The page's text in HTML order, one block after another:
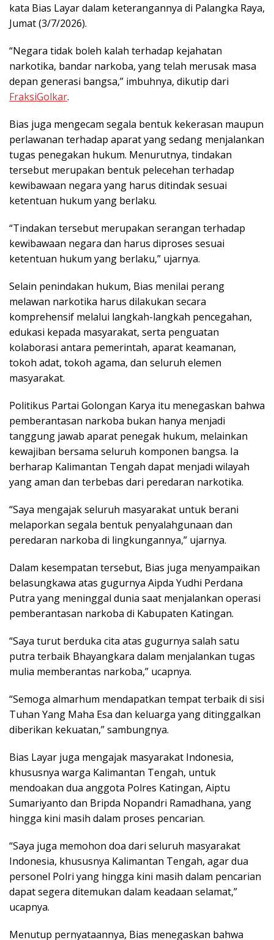
kata Bias Layar dalam keterangannya di Palangka Raya,
Jumat (3/7/2026).
“Negara tidak boleh kalah terhadap kejahatan
narkotika, bandar narkoba, yang telah merusak masa
depan generasi bangsa,” imbuhnya, dikutip dari
FraksiGolkar.
Bias juga mengecam segala bentuk kekerasan maupun
perlawanan terhadap aparat yang sedang menjalankan
tugas penegakan hukum. Menurutnya, tindakan
tersebut merupakan bentuk pelecehan terhadap
kewibawaan negara yang harus ditindak sesuai
ketentuan hukum yang berlaku.
“Tindakan tersebut merupakan serangan terhadap
kewibawaan negara dan harus diproses sesuai
ketentuan hukum yang berlaku,” ujarnya.
Selain penindakan hukum, Bias menilai perang
melawan narkotika harus dilakukan secara
komprehensif melalui langkah-langkah pencegahan,
edukasi kepada masyarakat, serta penguatan
kolaborasi antara pemerintah, aparat keamanan,
tokoh adat, tokoh agama, dan seluruh elemen
masyarakat.
Politikus Partai Golongan Karya itu menegaskan bahwa
pemberantasan narkoba bukan hanya menjadi
tanggung jawab aparat penegak hukum, melainkan
kewajiban bersama seluruh komponen bangsa. Ia
berharap Kalimantan Tengah dapat menjadi wilayah
yang aman dan terbebas dari peredaran narkotika.
“Saya mengajak seluruh masyarakat untuk berani
melaporkan segala bentuk penyalahgunaan dan
peredaran narkoba di lingkungannya,” ujarnya.
Dalam kesempatan tersebut, Bias juga menyampaikan
belasungkawa atas gugurnya Aipda Yudhi Perdana
Putra yang meninggal dunia saat menjalankan operasi
pemberantasan narkoba di Kabupaten Katingan.
“Saya turut berduka cita atas gugurnya salah satu
putra terbaik Bhayangkara dalam menjalankan tugas
mulia memberantas narkoba,” ucapnya.
“Semoga almarhum mendapatkan tempat terbaik di sisi
Tuhan Yang Maha Esa dan keluarga yang ditinggalkan
diberikan kekuatan,” sambungnya.
Bias Layar juga mengajak masyarakat Indonesia,
khususnya warga Kalimantan Tengah, untuk
mendoakan dua anggota Polres Katingan, Aiptu
Sumariyanto dan Bripda Nopandri Ramadhana, yang
hingga kini masih dalam proses pencarian.
“Saya juga memohon doa dari seluruh masyarakat
Indonesia, khususnya Kalimantan Tengah, agar dua
personel Polri yang hingga kini masih dalam pencarian
dapat segera ditemukan dalam keadaan selamat,”
ucapnya.
Menutup pernyataannya, Bias menegaskan bahwa